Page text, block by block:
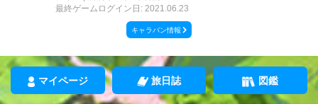
最終ゲームログイン日: 2021.06.23
キャラバン情報
マイページ 旅日誌 図鑑